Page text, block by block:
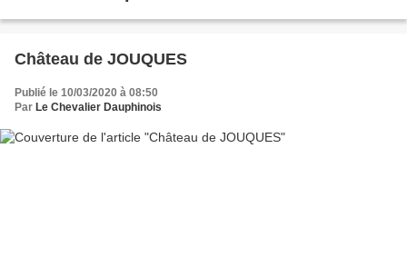
Château de JOUQUES
Publié le 10/03/2020 à 08:50
Par Le Chevalier Dauphinois